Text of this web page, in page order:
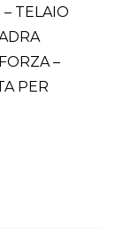
TELAIO
–
PER